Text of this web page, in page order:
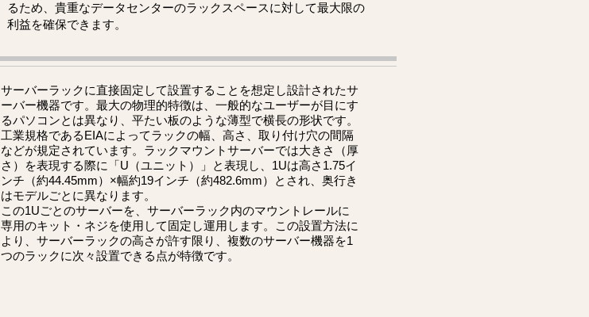
るため、貴重なデータセンターのラックスペースに対して最大限の
利益を確保できます。
サーバーラックに直接固定して設置することを想定し設計されたサ
ーバー機器です。最大の物理的特徴は、一般的なユーザーが目にす
るパソコンとは異なり、平たい板のような薄型で横長の形状です。
工業規格であるEIAによってラックの幅、高さ、取り付け穴の間隔
などが規定されています。ラックマウントサーバーでは大きさ（厚
さ）を表現する際に「U（ユニット）」と表現し、1Uは高さ1.75イ
ンチ（約44.45mm）×幅約19インチ（約482.6mm）とされ、奥行き
はモデルごとに異なります。
この1Uごとのサーバーを、サーバーラック内のマウントレールに
専用のキット・ネジを使用して固定し運用します。この設置方法に
より、サーバーラックの高さが許す限り、複数のサーバー機器を1
つのラックに次々設置できる点が特徴です。